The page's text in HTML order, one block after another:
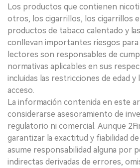
Los productos que contienen
otros, los cigarrillos, los cigarrillos
productos de tabaco calentado y
conllevan importantes riesgos para
lectores son responsables de
normativas aplicables en sus
incluidas las restricciones de edad y
acceso.
La información contenida en este
considerarse asesoramiento de
regulatorio ni comercial. Aunque
garantizar la exactitud y fiabilidad
asume responsabilidad alguna por
indirectas derivadas de errores,